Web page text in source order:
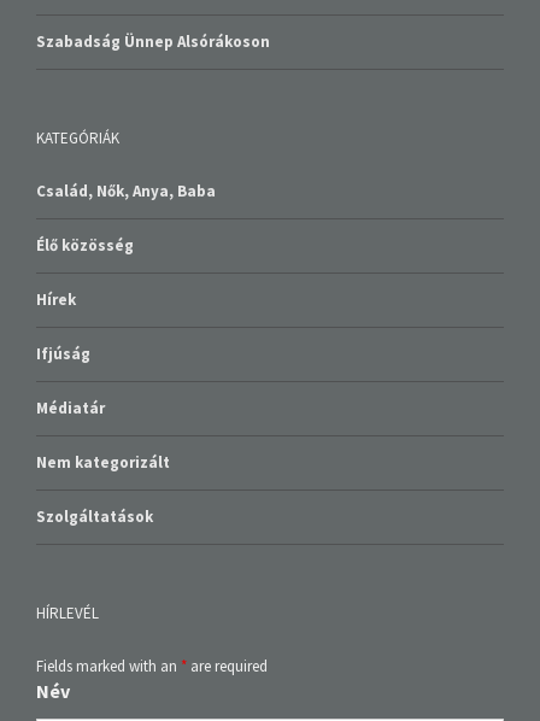
Szabadság Ünnep Alsórákoson
KATEGÓRIÁK
Család, Nők, Anya, Baba
Élő közösség
Hírek
Ifjúság
Médiatár
Nem kategorizált
Szolgáltatások
HÍRLEVÉL
Fields marked with an * are required
Név